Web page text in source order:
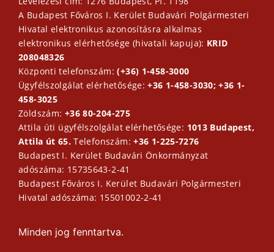
A Budapest Főváros I. Kerület Budavári Polgármesteri
Hivatal elektronikus azonosításra alkalmas
elektronikus elérhetősége (hivatali kapuja): KRID
208048326
Központi telefonszám:(+36) 1-458-3000
Ügyfélszolgálat elérhetősége:+36 1-458-3030; +36 1-
458-3025
Zöldszám: +36 80-204-275
Attila úti ügyfélszolgálat elérhetősége: 1013 Budapest,
Attila út 65.Telefonszám:+36 1-225-7276
Budapest I. Kerület Budavári Önkormányzat
adószáma: 15735643-2-41
Budapest Főváros I. Kerület Budavári Polgármesteri
Hivatal adószáma: 15501002-2-41
Minden jog fenntartva.